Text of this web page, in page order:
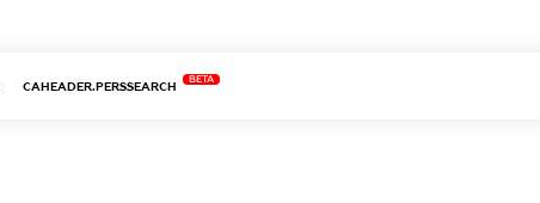
CAHEADER.PERSSEARCH
BETA